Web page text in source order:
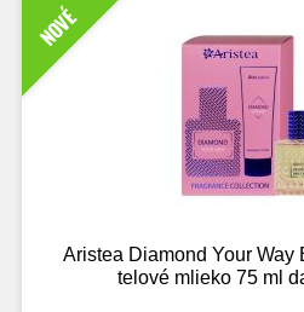
NOVÉ
Aristea Diamond Your Way
telové mlieko 75 ml